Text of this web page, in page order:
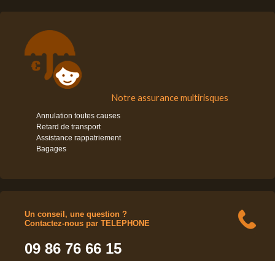
Notre assurance multirisques
Annulation toutes causes
Retard de transport
Assistance rappatriement
Bagages
Un conseil, une question ?
Contactez-nous par TELEPHONE
09 86 76 66 15